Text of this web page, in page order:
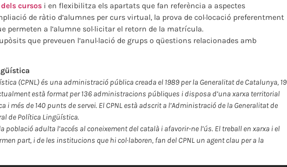
cursos i en flexibilitza els apartats que fan referència a aspectes
de ràtio d’alumnes per curs virtual, la prova de col·locació preferentment
permeten a l’alumne sol·licitar el retorn de la matrícula.
que preveuen l’anul·lació de grups o qüestions relacionades amb
(CPNL) és una administració pública creada el 1989 per la Generalitat de Catalunya, 19
està format per 136 administracions públiques i disposa d’una xarxa territorial
més de 140 punts de servei. El CPNL està adscrit a l’Administració de la Generalitat de
de Política Lingüística.
població adulta l’accés al coneixement del català i afavorir-ne l’ús. El treball en xarxa i el
part, i de les institucions que hi col·laboren, fan del CPNL un agent clau per a la